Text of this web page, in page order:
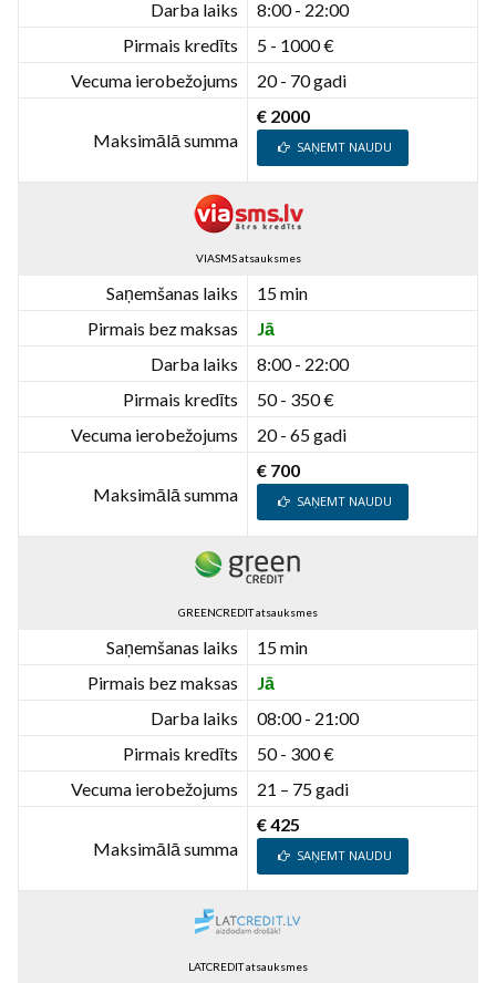
Darba laiks
8:00 - 22:00
Pirmais kredīts
5 - 1000 €
Vecuma ierobežojums
20 - 70 gadi
Maksimālā summa
€ 2000
SAŅEMT NAUDU
VIASMS atsauksmes
Saņemšanas laiks
15 min
Pirmais bez maksas
Jā
Darba laiks
8:00 - 22:00
Pirmais kredīts
50 - 350 €
Vecuma ierobežojums
20 - 65 gadi
Maksimālā summa
€ 700
SAŅEMT NAUDU
GREENCREDIT atsauksmes
Saņemšanas laiks
15 min
Pirmais bez maksas
Jā
Darba laiks
08:00 - 21:00
Pirmais kredīts
50 - 300 €
Vecuma ierobežojums
21 – 75 gadi
Maksimālā summa
€ 425
SAŅEMT NAUDU
LATCREDIT atsauksmes